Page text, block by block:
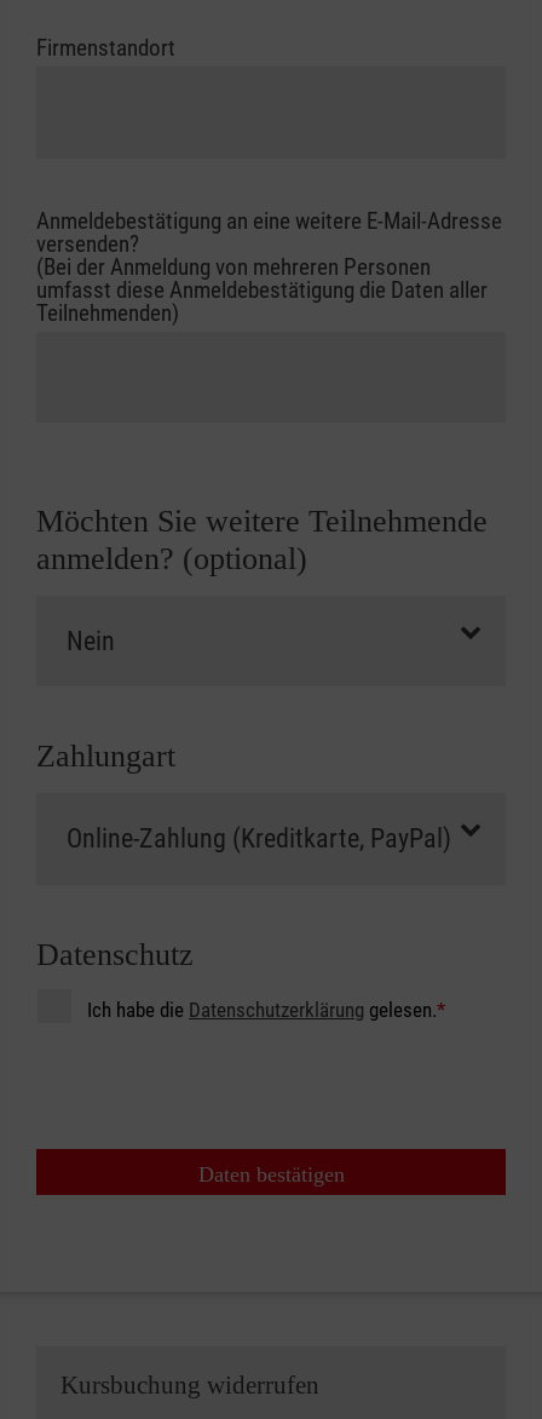
Firmenstandort
Anmeldebestätigung an eine weitere E-Mail-Adresse
versenden?
(Bei der Anmeldung von mehreren Personen
umfasst diese Anmeldebestätigung die Daten aller
Teilnehmenden)
Möchten Sie weitere Teilnehmende
anmelden? (optional)
Zahlungart
Datenschutz
Ich habe die Datenschutzerklärung gelesen.*
Daten bestätigen
Kursbuchung widerrufen